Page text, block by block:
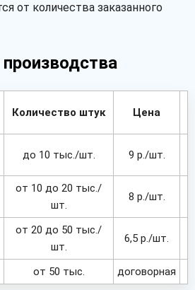
от количества заказанного
Количество штук Цена
до 10 тыс./шт. 9 р./шт.
от 10 до 20 тыс./
шт.
8 р./шт.
от 20 до 50 тыс./
шт.
6,5 р./шт.
от 50 тыс. договорная